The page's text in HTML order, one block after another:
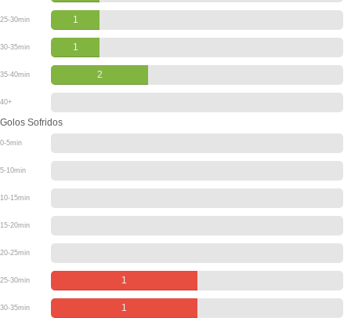
25-30min 1
30-35min 1
35-40min 2
40+
Golos Sofridos
0-5min
5-10min
10-15min
15-20min
20-25min
25-30min 1
30-35min 1